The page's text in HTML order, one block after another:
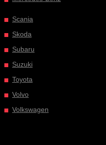
Scania
Skoda
Subaru
Suzuki
Toyota
Volvo
Volkswagen